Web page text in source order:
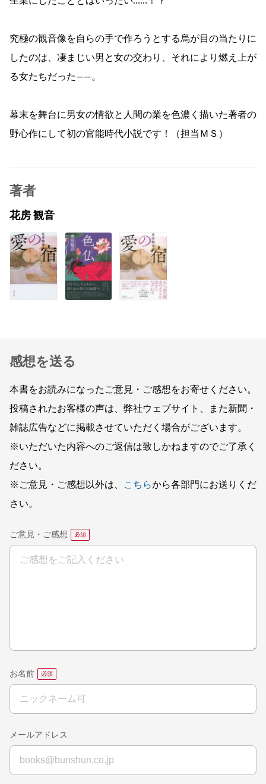
究極の観音像を自らの手で作ろうとする烏が目の当たりに
したのは、凄まじい男と女の交わり、それにより燃え上が
る女たちだった――。
幕末を舞台に男女の情欲と人間の業を色濃く描いた著者の
野心作にして初の官能時代小説です！（担当ＭＳ）
著者
花房 観音
感想を送る
本書をお読みになったご意見・ご感想をお寄せください。
投稿されたお客様の声は、弊社ウェブサイト、また新聞・
雑誌広告などに掲載させていただく場合がございます。
※いただいた内容へのご返信は致しかねますのでご了承く
ださい。
※ご意見・ご感想以外は、
こちらから各部門にお送りくだ
さい。
ご意見・ご感想
お名前
メールアドレス